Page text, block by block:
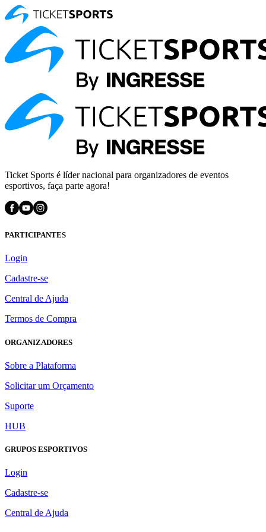
Ticket Sports é líder nacional para organizadores de eventos
esportivos, faça parte agora!
PARTICIPANTES
Login
Cadastre-se
Central de Ajuda
Termos de Compra
ORGANIZADORES
Sobre a Plataforma
Solicitar um Orçamento
Suporte
HUB
GRUPOS ESPORTIVOS
Login
Cadastre-se
Central de Ajuda